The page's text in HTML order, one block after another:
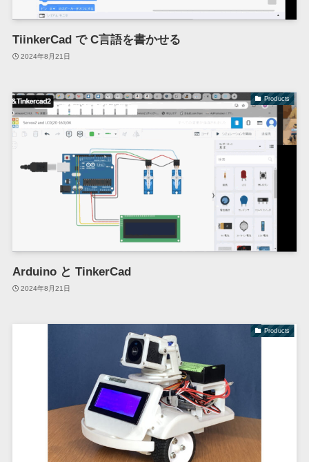
TiinkerCad で C言語を書かせる
2024年8月21日
Products
Arduino と TinkerCad
2024年8月21日
Products